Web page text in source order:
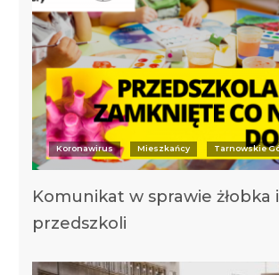
Koronawirus Mieszkańcy Tarnowskie
Komunikat w sprawie żłobka i
przedszkoli